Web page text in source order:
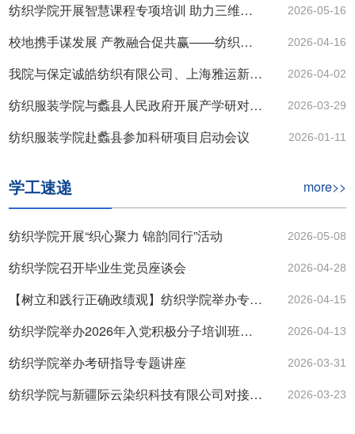
2026-05-16
纺织学院开展智慧课程专项培训 助力三维图谱建设
2026-04-16
校地携手谋发展 产教融合促共赢——纺织服装学院赴磁县开展专题调研
2026-04-02
我院与保定诚皓纺织有限公司、上海雅运新材料有限公司、天纺标检测认证股份有限公司对接交流
2026-03-29
纺织服装学院与蠡县人民政府开展产学研对接洽谈
2026-01-11
纺织服装学院赴蠡县参加科研项目启动会议
more>>
学工速递
2026-05-08
纺织学院开展“织心聚力 锦韵同行”活动
2026-04-28
纺织学院召开毕业生党员座谈会
2026-04-15
【树立和践行正确政绩观】纺织学院举办专题党课
2026-04-13
纺织学院举办2026年入党积极分子培训班开班仪式暨党课第一讲
2026-03-31
纺织学院举办考研指导专题讲座
2026-03-23
纺织学院与新疆际云染织科技有限公司对接交流